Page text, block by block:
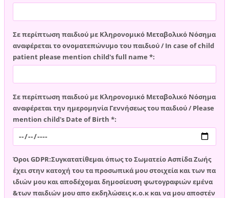
Σε περίπτωση παιδιού με Κληρονομικό Μεταβολικό Νόσημα
αναφέρεται το ονοματεπώνυμο του παιδιού / In case of child
patient please mention child's full name *:
Σε περίπτωση παιδιού με Κληρονομικό Μεταβολικό Νόσημα
αναφέρεται την ημερομηνία Γεννήσεως του παιδιού / Please
mention child's Date of Birth *:
Όροι GDPR:Συγκατατίθεμαι όπως το Σωματείο Ασπίδα Ζωής
έχει στην κατοχή του τα προσωπικά μου στοιχεία και των πα
ιδιών μου και αποδέχομαι δημοσίευση φωτογραφιών εμένα
&των παιδιών μου απο εκδηλώσεις κ.ο.κ και να μου αποστέν